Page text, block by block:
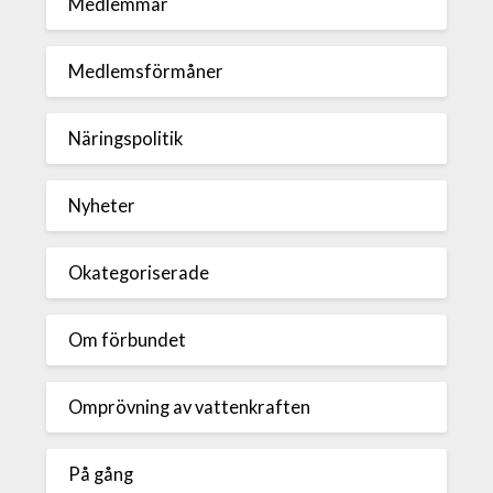
Medlemmar
Medlemsförmåner
Näringspolitik
Nyheter
Okategoriserade
Om förbundet
Omprövning av vattenkraften
På gång